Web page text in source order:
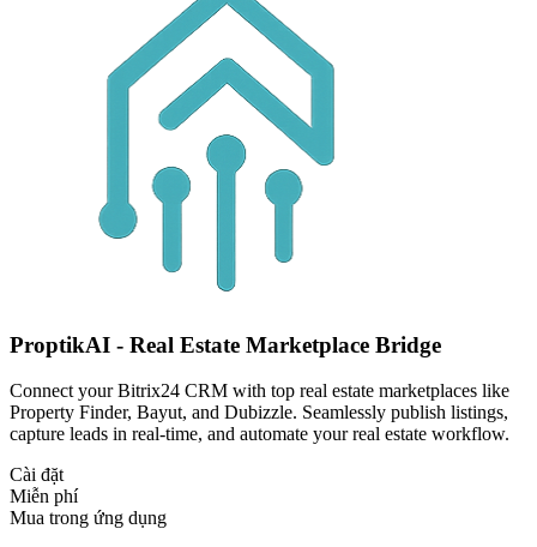
ProptikAI - Real Estate Marketplace Bridge
Connect your Bitrix24 CRM with top real estate marketplaces like
Property Finder, Bayut, and Dubizzle. Seamlessly publish listings,
capture leads in real-time, and automate your real estate workflow.
Cài đặt
Miễn phí
Mua trong ứng dụng